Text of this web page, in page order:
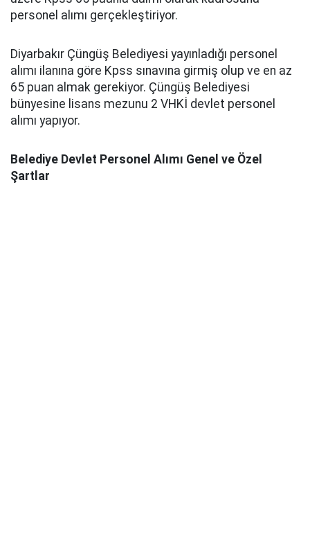
personel alımı gerçekleştiriyor.
Diyarbakır Çüngüş Belediyesi yayınladığı personel
alımı ilanına göre Kpss sınavına girmiş olup ve en az
65 puan almak gerekiyor. Çüngüş Belediyesi
bünyesine lisans mezunu 2 VHKİ devlet personel
alımı yapıyor.
Belediye Devlet Personel Alımı Genel ve Özel
Şartlar